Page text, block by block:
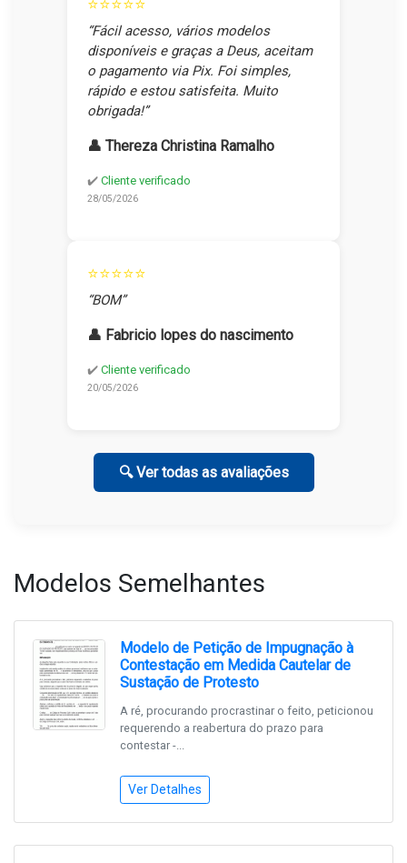
⭐⭐⭐⭐⭐
“Fácil acesso, vários modelos
disponíveis e graças a Deus, aceitam
o pagamento via Pix. Foi simples,
rápido e estou satisfeita. Muito
obrigada!”
👤 Thereza Christina Ramalho
✔️ Cliente verificado
28/05/2026
⭐⭐⭐⭐⭐
“BOM”
👤 Fabricio lopes do nascimento
✔️ Cliente verificado
20/05/2026
🔍 Ver todas as avaliações
Modelos Semelhantes
Modelo de Petição de Impugnação à
Contestação em Medida Cautelar de
Sustação de Protesto
A ré, procurando procrastinar o feito, peticionou
requerendo a reabertura do prazo para
contestar -...
Ver Detalhes